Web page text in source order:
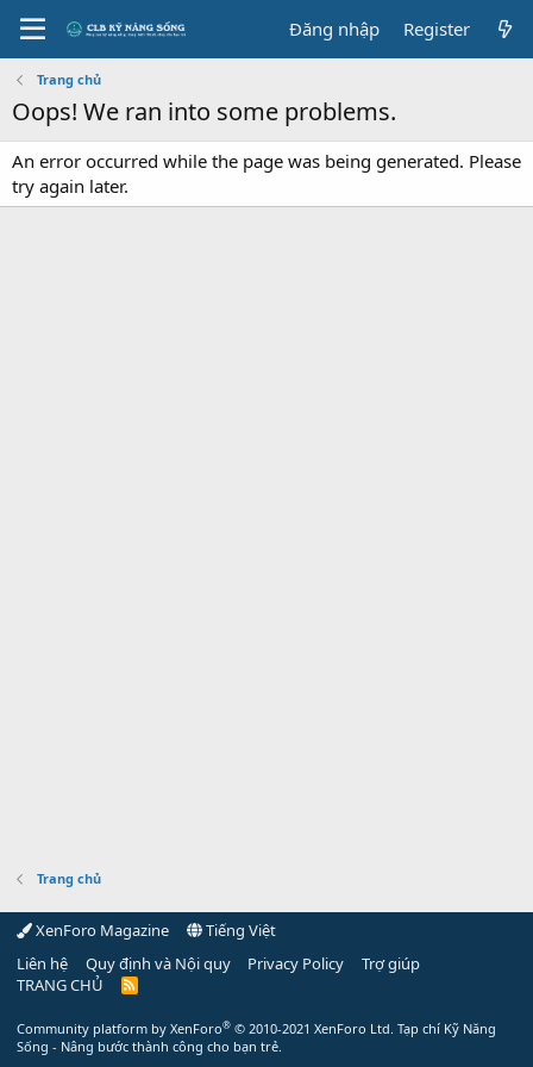
Đăng nhập Register
Trang chủ
Oops! We ran into some problems.
An error occurred while the page was being generated. Please
try again later.
Trang chủ
XenForo Magazine
Tiếng Việt
Liên hệ
Quy định và Nội quy Privacy Policy
Trợ giúp
TRANG CHỦ
R
Community platform by XenForo® © 2010-2021 XenForo Ltd. Tạp chí Kỹ Năng
Sống - Nâng bước thành công cho bạn trẻ.